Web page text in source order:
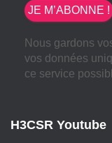
Nous gardons
vos données
ce service
H3CSR Youtube